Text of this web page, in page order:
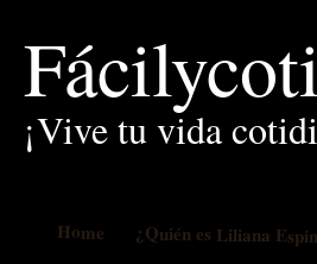
¡Vive tu vida
Home ¿Quién es Liliana